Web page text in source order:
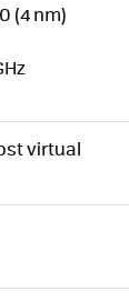
(4 nm)
virtual